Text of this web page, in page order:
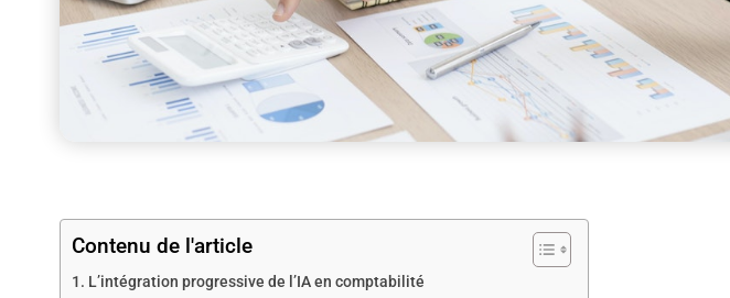
Contenu de l'article
L’intégration progressive de l’IA en comptabilité